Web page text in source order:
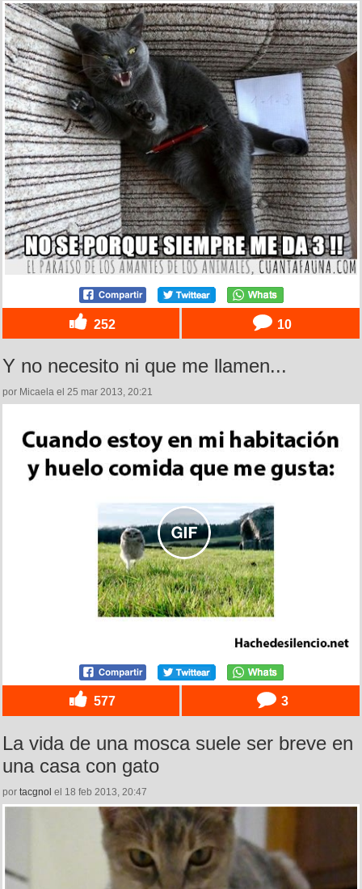
252 10
Y no necesito ni que me llamen...
por Micaela el 25 mar 2013, 20:21
577 3
La vida de una mosca suele ser breve en
una casa con gato
por tacgnol el 18 feb 2013, 20:47